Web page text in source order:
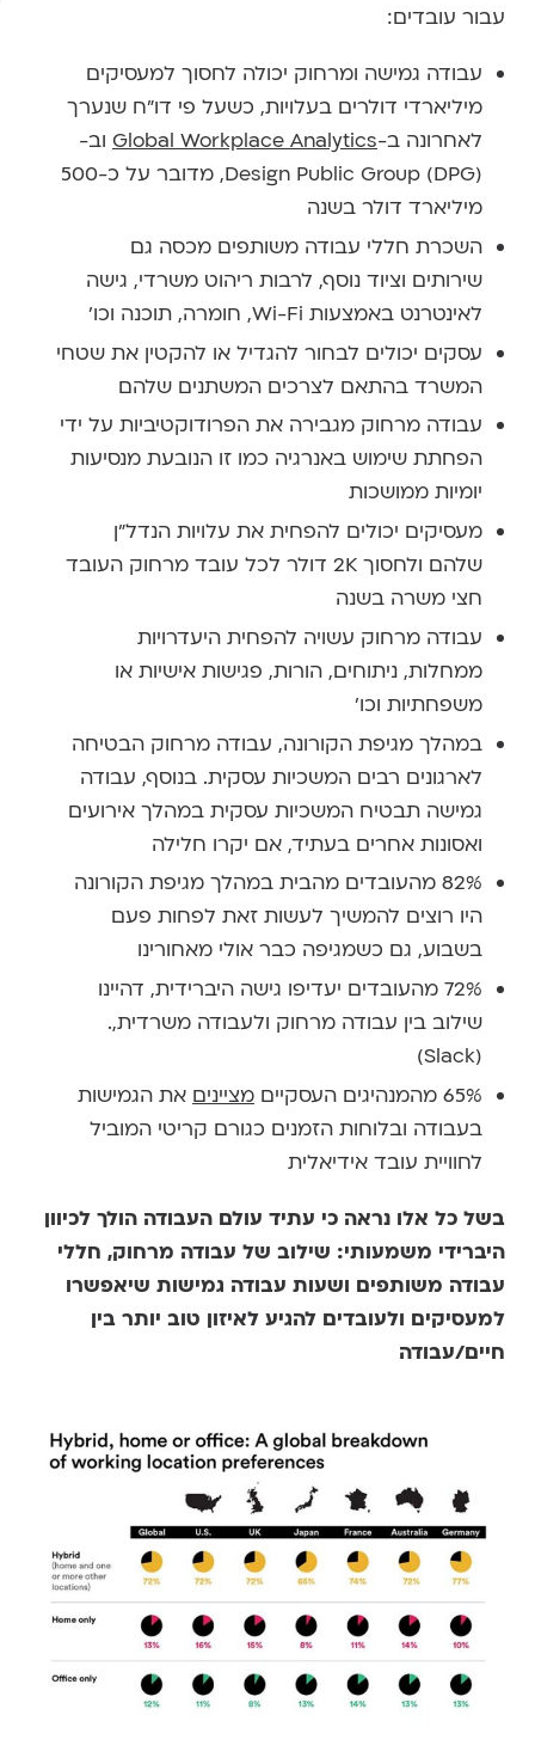
עבור עובדים:
עבודה גמישה ומרחוק יכולה לחסוך למעסיקים
מיליארדי דולרים בעלויות, כשעל פי דו"ח שנערך
לאחרונה ב-Global Workplace Analytics וב-
Design Public Group (DPG), מדובר על כ-500
מיליארד דולר בשנה
השכרת חללי עבודה משותפים מכסה גם
שירותים וציוד נוסף, לרבות ריהוט משרדי, גישה
לאינטרנט באמצעות Wi-Fi, חומרה, תוכנה וכו'
עסקים יכולים לבחור להגדיל או להקטין את שטחי
המשרד בהתאם לצרכים המשתנים שלהם
עבודה מרחוק מגבירה את הפרודוקטיביות על ידי
הפחתת שימוש באנרגיה כמו זו הנובעת מנסיעות
יומיות ממושכות
מעסיקים יכולים להפחית את עלויות הנדל"ן
שלהם ולחסוך 2K דולר לכל עובד מרחוק העובד
חצי משרה בשנה
עבודה מרחוק עשויה להפחית היעדרויות
ממחלות, ניתוחים, הורות, פגישות אישיות או
משפחתיות וכו'
במהלך מגיפת הקורונה, עבודה מרחוק הבטיחה
לארגונים רבים המשכיות עסקית. בנוסף, עבודה
גמישה תבטיח המשכיות עסקית במהלך אירועים
ואסונות אחרים בעתיד, אם יקרו חלילה
82% מהעובדים מהבית במהלך מגיפת הקורונה
היו רוצים להמשיך לעשות זאת לפחות פעם
בשבוע, גם כשמגיפה כבר אולי מאחורינו
72% מהעובדים יעדיפו גישה היברידית, דהיינו
שילוב בין עבודה מרחוק ולעבודה משרדית,.
(Slack)
65% מהמנהיגים העסקיים
מציינים את הגמישות
בעבודה ובלוחות הזמנים כגורם קריטי המוביל
לחוויית עובד אידיאלית
בשל כל אלו נראה כי עתיד עולם העבודה הולך לכיוון
היברידי משמעותי: שילוב של עבודה מרחוק, חללי
עבודה משותפים ושעות עבודה גמישות שיאפשרו
למעסיקים ולעובדים להגיע לאיזון טוב יותר בין
חיים/עבודה